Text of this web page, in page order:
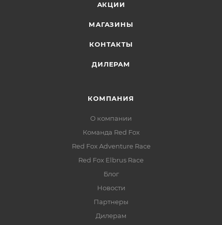
АКЦИИ
МАГАЗИНЫ
КОНТАКТЫ
ДИЛЕРАМ
КОМПАНИЯ
О компании
Команда Red Fox
Red Fox Adventure Race
Red Fox Elbrus Race
Блог
Новости
Партнеры
Дилерам